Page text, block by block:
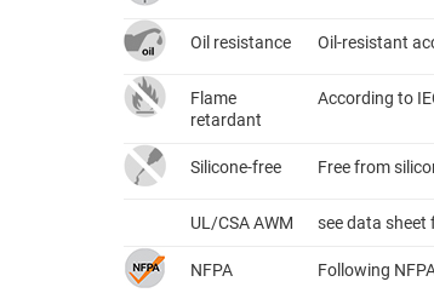
Oil resistance Oil-resistant
Flame
retardant
According to
Silicone-free Free from
UL/CSA AWM see data sheet
NFPA Following